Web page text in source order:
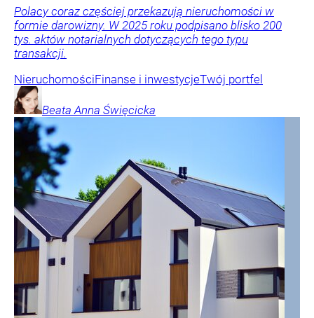
Polacy coraz częściej przekazują nieruchomości w
formie darowizny. W 2025 roku podpisano blisko 200
tys. aktów notarialnych dotyczących tego typu
transakcji.
NieruchomościFinanse i inwestycjeTwój portfel
Beata Anna Święcicka